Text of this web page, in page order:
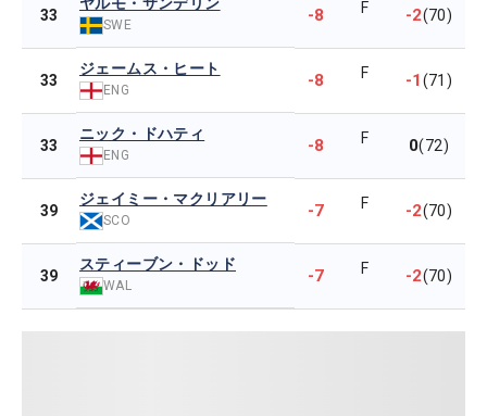
33
ヤルモ・サンデリン
SWE -8 F -2(70)
33
ジェームス・ヒート
ENG -8 F -1(71)
33
ニック・ドハティ
ENG -8 F 0(72)
39
ジェイミー・マクリアリー
SCO -7 F -2(70)
39
スティーブン・ドッド
WAL -7 F -2(70)